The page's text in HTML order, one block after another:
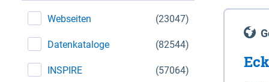
(23047)
Webseiten
(82544)
Datenkataloge
(57064)
INSPIRE